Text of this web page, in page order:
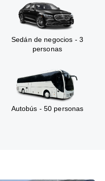
Sedán de negocios - 3
personas
Autobús - 50 personas